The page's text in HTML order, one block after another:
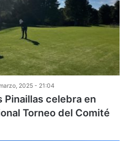
2025 - 21:04
Pinaillas celebra en
Torneo del Comité